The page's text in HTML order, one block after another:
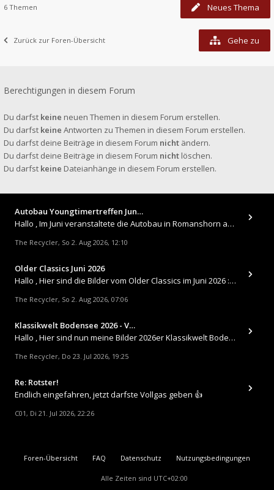
Neues Thema
6 Themen
Zurück zur Foren-Übersicht Gehe zu
Berechtigungen in diesem Forum
Du darfst keine neuen Themen in diesem Forum erstellen.
Du darfst keine Antworten zu Themen in diesem Forum erstellen.
Du darfst deine Beiträge in diesem Forum nicht ändern.
Du darfst deine Beiträge in diesem Forum nicht löschen.
Du darfst keine Dateianhänge in diesem Forum erstellen.
Autobau Youngtimertreffen Jun…
Hallo , Im Juni veranstaltete die Autobau in Romanshorn auf ihrem Gelände ein kleines Youngtimertreffen : https://up.
The Recycler, So 2. Aug 2026, 12:10
Older Classics Juni 2026
​Hallo , Hier sind die Bilder vom Older Classics im Juni 2026 : https://up.picr.de/51155940wd.jpg https://up.pic
The Recycler, So 2. Aug 2026, 07:06
Klassikwelt Bodensee 2026 - V…
Hallo , Hier sind nun meine Bilder 2026er Klassikwelt Bodensee 😀 https://up.picr.de/51125547rb.jpg https://up.pi
The Recycler, Do 23. Jul 2026, 19:25
Re: Rotster!
Endlich eingefahren, jetzt darfste Vollgas geben 👍
C01, Di 21. Jul 2026, 22:26
Foren-Übersicht FAQ Datenschutz Nutzungsbedingungen
Alle Zeiten sind UTC+02:00